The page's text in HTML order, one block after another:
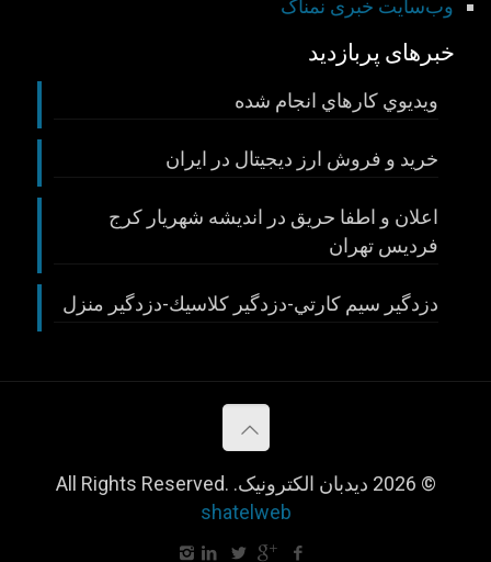
وب‌سایت خبری نمناک
خبرهای پربازدید
ويديوي كارهاي انجام شده
خريد و فروش ارز ديجيتال در ايران
اعلان و اطفا حريق در انديشه شهريار كرج
فرديس تهران
دزدگير سيم كارتي-دزدگير كلاسيك-دزدگير منزل
© 2026 دیدبان الکترونیک. All Rights Reserved.
shatelweb